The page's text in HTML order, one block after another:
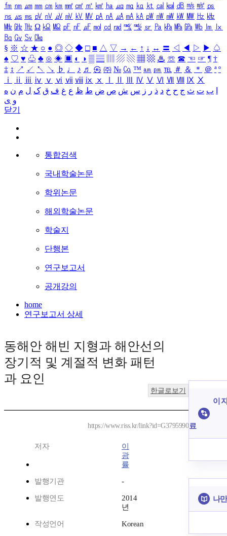
㎙ ㎚ ㎛ ㎜ ㎝ ㎞ ㎟ ㎠ ㎡ ㎢ ㏊ ㎍ ㎎ ㎏ ㏏ ㎈ ㎉ ㏈ ㎧ ㎨ ㎰
㎱ ㎲ ㎳ ㎴ ㎵ ㎶ ㎷ ㎸ ㎹ ㎀ ㎁ ㎂ ㎃ ㎄ ㎺ ㎻ ㎽ ㎾ ㎿ ㎐ ㎑
㎒ ㎓ ㎔ Ω ㏀ ㏁ ㎊ ㎋ ㎌ ㏖ ㏅ ㎭ ㎮ ㎯ ㏛ ㎩ ㎪ ㎫ ㎬ ㏝ ㏐
㏓
㏃ ㏉ ㏜ ㏆
§ ※ ☆ ★ ○ ● ◎ ◇ ◆ □ ■ △ ▽ → ← ↑ ↓ ↔ 〓 ◁ ◀ ▷ ▶ ♤
♠ ♡ ♥ ♧ ♣ ⊙ ◈ ▣ ◐ ◑ ▒ ▤ ▨ ▧ ▦ ▩ ♨ ☏ ☎ ☜ ☞ ¶ †
‡ ↕ ↗ ↙ ↖ ↘ ♭ ♩ ♪ ♬ ㉿ ㈜ № ㏇ ™ ㏂ ㏘ ℡ ＃ ＆ ＊ ＠ ª º
ⅰ
ⅱ ⅲ ⅳ ⅴ ⅵ ⅶ ⅷ ⅸ ⅹ Ⅳ Ⅴ Ⅵ Ⅶ Ⅷ Ⅸ Ⅹ
ب ت ث ج ح خ د ذ ر ز س ش ص ض ط ظ ع غ ف ق ک ل م ن ه
و ی
닫기
통합검색
국내학술논문
학위논문
해외학술논문
학술지
단행본
연구보고서
공개강의
home
연구보고서 상세
동해안 해빈 지형과 해안선의
장기적 및 계절적 변화 패턴
과 요인
한글로보기
https://www.riss.kr/link?id=G3795990
저자
이
광
률
발행기관 -
발행연도
2014
년
작성언어 Korean
이
료
나